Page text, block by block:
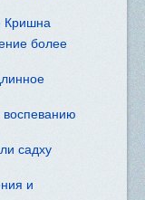
Кришна
более
воспеванию
садху
и